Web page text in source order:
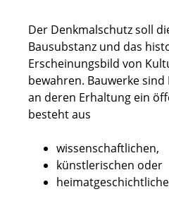
Der Denkmalschutz soll
Bausubstanz und das
Erscheinungsbild von
bewahren. Bauwerke
an deren Erhaltung ein
besteht aus
wissenschaftlichen,
künstlerischen oder